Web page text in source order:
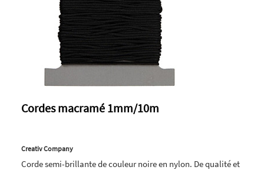
Cordes macramé 1mm/10m
Creativ Company
Corde semi-brillante de couleur noire en nylon. De qualité et